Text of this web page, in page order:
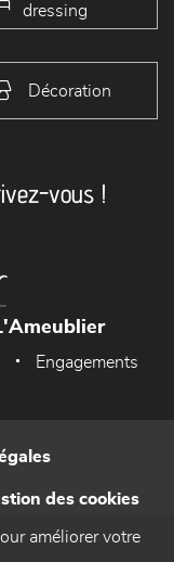
dressing
Décoration
vous !
Engagements
des cookies
améliorer votre